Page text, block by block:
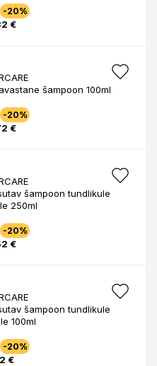
-20%
€
šampoon 100ml
-20%
€
šampoon tundlikule
250ml
-20%
€
šampoon tundlikule
100ml
-20%
€